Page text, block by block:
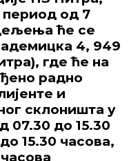
период од 7
ће се
4, 949
где ће на
радно
и
склоништа у
до 15.30
15.30 часова,